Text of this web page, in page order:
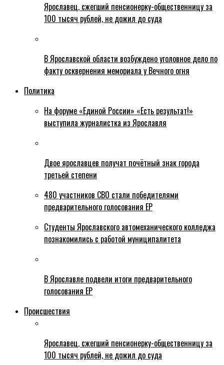
Ярославец, сжегший пенсионерку-общественницу за
100 тысяч рублей, не дожил до суда
В Ярославской области возбуждено уголовное дело по
факту осквернения мемориала у Вечного огня
Политика
На форуме «Единой России» «Есть результат!»
выступила журналистка из Ярославля
Двое ярославцев получат почётный знак города
третьей степени
480 участников СВО стали победителями
предварительного голосования ЕР
Студенты Ярославского автомеханического колледжа
познакомились с работой муниципалитета
В Ярославле подвели итоги предварительного
голосования ЕР
Происшествия
Ярославец, сжегший пенсионерку-общественницу за
100 тысяч рублей, не дожил до суда